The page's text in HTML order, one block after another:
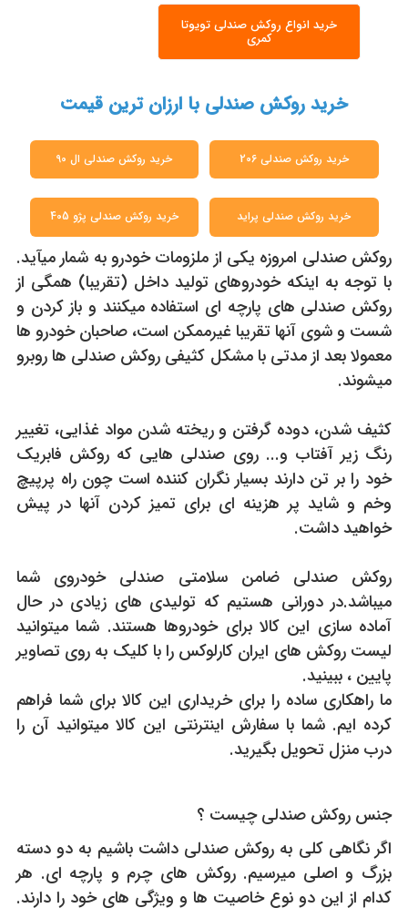
خرید انواع روکش صندلی تویوتا
کمری
خرید روکش صندلی با ارزان ترین قیمت
خرید روکش صندلی 206 خرید روکش صندلی ال 90
خرید روکش صندلی پراید خرید روکش صندلی پژو 405
روکش صندلی امروزه یکی از ملزومات خودرو به شمار میآید.
با توجه به اینکه خودروهای تولید داخل (تقریبا) همگی از
روکش صندلی های پارچه ای استفاده میکنند و باز کردن و
شست و شوی آنها تقریبا غیرممکن است، صاحبان خودرو ها
معمولا بعد از مدتی با مشکل کثیفی روکش صندلی ها روبرو
میشوند.
کثیف شدن، دوده گرفتن و ریخته شدن مواد غذایی، تغییر
رنگ زیر آفتاب و... روی صندلی هایی که روکش فابریک
خود را بر تن دارند بسیار نگران کننده است چون راه پرپیچ
وخم و شاید پر هزینه ای برای تمیز کردن آنها در پیش
خواهید داشت.
روکش صندلی ضامن سلامتی صندلی خودروی شما
میباشد.در دورانی هستیم که تولیدی های زیادی در حال
آماده سازی این کالا برای خودروها هستند. شما میتوانید
لیست روکش های ایران کارلوکس را با کلیک به روی تصاویر
پایین ، ببینید.
ما راهکاری ساده را برای خریداری این کالا برای شما فراهم
کرده ایم. شما با سفارش اینترنتی این کالا میتوانید آن را
درب منزل تحویل بگیرید.
جنس روکش صندلی چیست ؟
اگر نگاهی کلی به روکش صندلی داشت باشیم به دو دسته
بزرگ و اصلی میرسیم. روکش های چرم و پارچه ای. هر
کدام از این دو نوع خاصیت ها و ویژگی های خود را دارند.